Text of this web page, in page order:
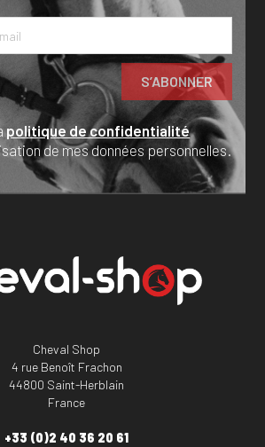
politique de confidentialité
de mes données personnelles.
Cheval Shop
4 rue Benoît Frachon
44800 Saint-Herblain
France
+33 (0)2 40 36 20 61